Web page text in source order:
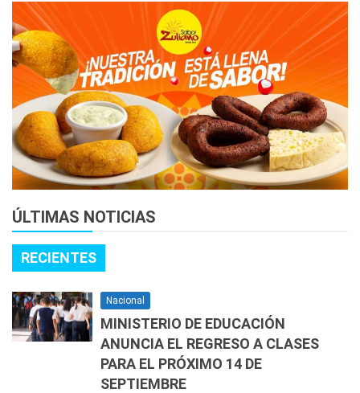
ÚLTIMAS NOTICIAS
RECIENTES
Nacional
MINISTERIO DE EDUCACIÓN
ANUNCIA EL REGRESO A CLASES
PARA EL PRÓXIMO 14 DE
SEPTIEMBRE